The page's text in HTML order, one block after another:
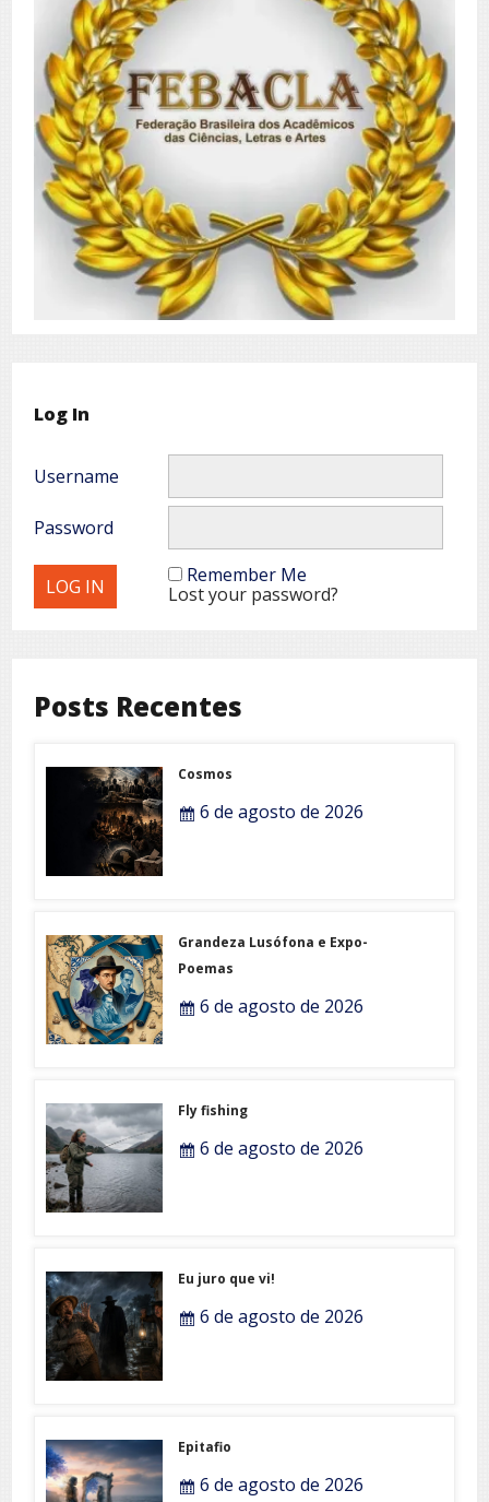
Log In
Username
Password
Remember Me
Lost your password?
Posts Recentes
Cosmos
6 de agosto de 2026
Grandeza Lusófona e Expo-
Poemas
6 de agosto de 2026
Fly fishing
6 de agosto de 2026
Eu juro que vi!
6 de agosto de 2026
Epitafio
6 de agosto de 2026